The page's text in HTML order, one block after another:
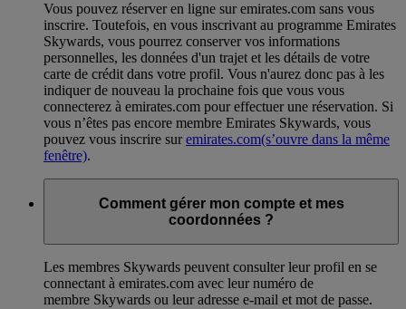
Vous pouvez réserver en ligne sur emirates.com sans vous
inscrire. Toutefois, en vous inscrivant au programme Emirates
Skywards, vous pourrez conserver vos informations
personnelles, les données d'un trajet et les détails de votre
carte de crédit dans votre profil. Vous n'aurez donc pas à les
indiquer de nouveau la prochaine fois que vous vous
connecterez à emirates.com pour effectuer une réservation. Si
vous n’êtes pas encore membre Emirates Skywards, vous
pouvez vous inscrire suremirates.com(s’ouvre dans la même
fenêtre).
Comment gérer mon compte et mes
coordonnées ?
Les membres Skywards peuvent consulter leur profil en se
connectant à emirates.com avec leur numéro de
membre Skywards ou leur adresse e-mail et mot de passe.